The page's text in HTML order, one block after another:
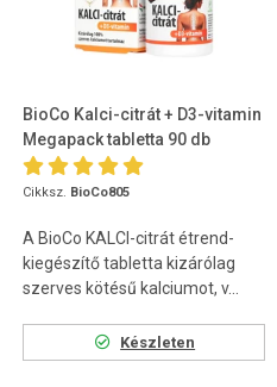
BioCo Kalci-citrát + D3-vitamin
Megapack tabletta 90 db
Cikksz. BioCo805
A BioCo KALCI-citrát étrend-
kiegészítő tabletta kizárólag
szerves kötésű kalciumot, v...
Készleten